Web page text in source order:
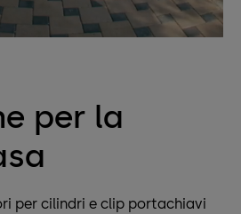
per la
per cilindri e clip portachiavi